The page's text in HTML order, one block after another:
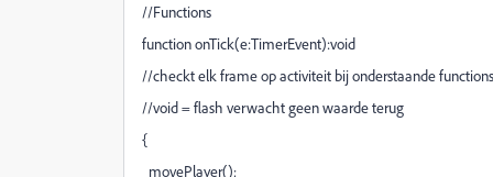
//Functions
function onTick(e:TimerEvent):void
//checkt elk frame op activiteit bij onderstaande functions
//void = flash verwacht geen waarde terug
{
movePlayer();